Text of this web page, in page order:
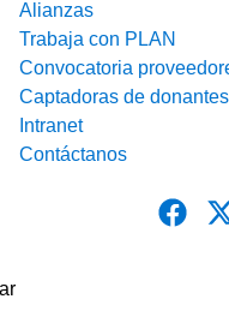
Alianzas
Trabaja con PLAN
Convocatoria
Captadoras de donantes
Intranet
Contáctanos